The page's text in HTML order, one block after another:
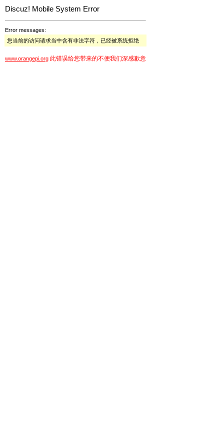
Discuz! Mobile System Error
Error messages:
您当前的访问请求当中含有非法字符，已经被系统拒绝
www.orangepi.org 此错误给您带来的不便我们深感歉意